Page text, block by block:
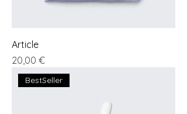
Article
Preis
20,00 €
BestSeller